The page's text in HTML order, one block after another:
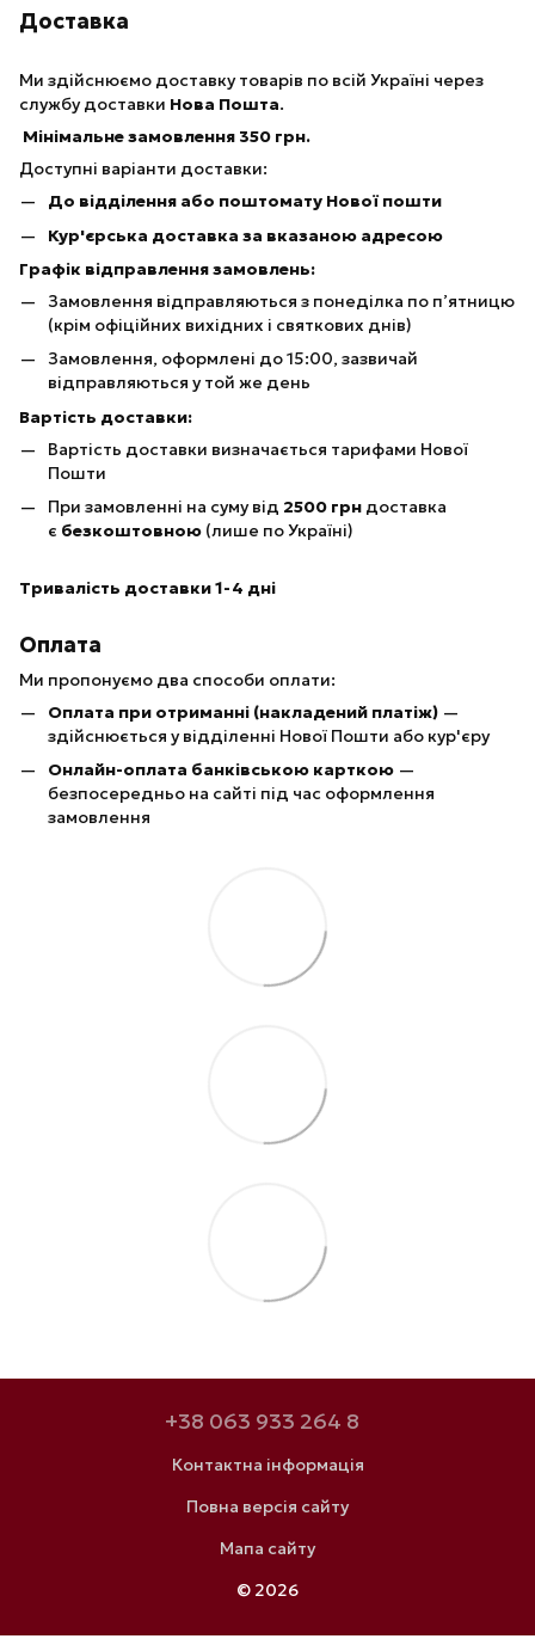
Доставка
Ми здійснюємо доставку товарів по всій Україні через
службу доставки Нова Пошта.
Мінімальне замовлення 350 грн.
Доступні варіанти доставки:
До відділення або поштомату Нової пошти
Кур'єрська доставка за вказаною адресою
Графік відправлення замовлень:
Замовлення відправляються з понеділка по п’ятницю
(крім офіційних вихідних і святкових днів)
Замовлення, оформлені до 15:00, зазвичай
відправляються у той же день
Вартість доставки:
Вартість доставки визначається тарифами Нової
Пошти
При замовленні на суму від 2500 грн доставка
є безкоштовною (лише по Україні)
Тривалість доставки 1-4 дні
Оплата
Ми пропонуємо два способи оплати:
Оплата при отриманні (накладений платіж) —
здійснюється у відділенні Нової Пошти або кур'єру
Онлайн-оплата банківською карткою —
безпосередньо на сайті під час оформлення
замовлення
+38 063 933 264 8
Контактна інформація
Повна версія сайту
Мапа сайту
© 2026